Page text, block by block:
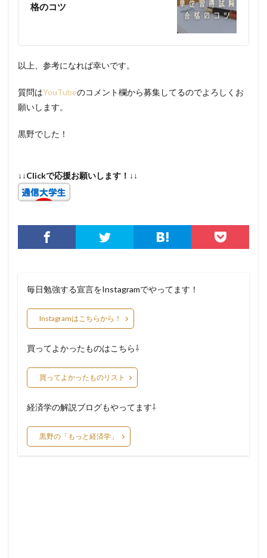
格のコツ
以上、参考になれば幸いです。
質問はYouTubeのコメント欄から募集してるのでよろしくお
願いします。
黒野でした！
↓↓Clickで応援お願いします！↓↓
毎日勉強する宣言をInstagramでやってます！
Instagramはこちらから！
買ってよかったものはこちら⇩
買ってよかったものリスト
経済学の解説ブログもやってます⇩
黒野の「もっと経済学」